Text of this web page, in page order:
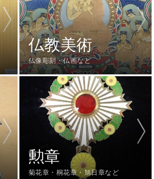
仏教美術
仏像彫刻・仏画など
勲章
菊花章・桐花章・旭日章など